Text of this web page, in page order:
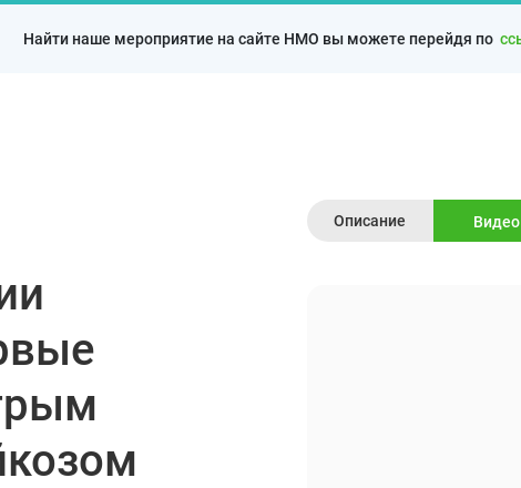
Найти наше мероприятие на сайте НМО вы можете перейдя по
Описание Видео